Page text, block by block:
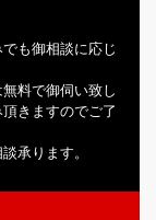
も御相談に応じ
料で御伺い致し
きますのでご了
承ります。